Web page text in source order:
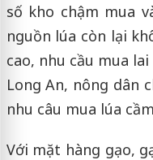
số kho chậm mua
nguồn lúa còn lại
cao, nhu cầu mua
Long An, nông dân
nhu câu mua lúa
Với mặt hàng gạo,